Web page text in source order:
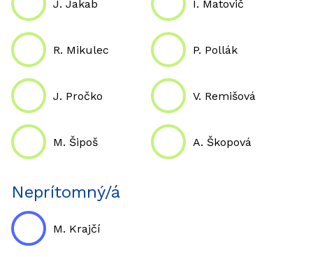
J. Jakab I. Matovič
R. Mikulec P. Pollák
J. Pročko V. Remišová
M. Šipoš A. Škopová
Neprítomný/á
M. Krajčí